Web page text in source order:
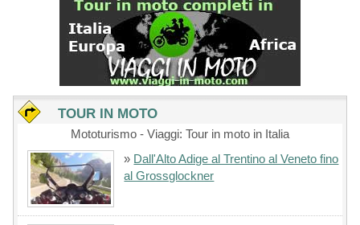
TOUR IN MOTO
Mototurismo - Viaggi: Tour in moto in Italia
» Dall'Alto Adige al Trentino al Veneto fino
al Grossglockner